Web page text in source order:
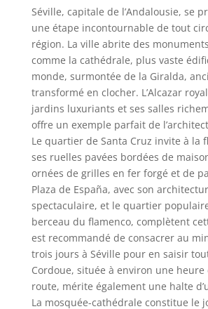
Séville, capitale de l’Andalousie, se
une étape incontournable de tout
région. La ville abrite des
comme la cathédrale, plus vaste
monde, surmontée de la Giralda,
transformé en clocher. L’Alcazar
jardins luxuriants et ses salles
offre un exemple parfait de
Le quartier de Santa Cruz invite à la
ses ruelles pavées bordées de
ornées de grilles en fer forgé et de
Plaza de España, avec son
spectaculaire, et le quartier
berceau du flamenco, complètent
est recommandé de consacrer au
trois jours à Séville pour en saisir
Cordoue, située à environ une heure
route, mérite également une halte
La mosquée-cathédrale constitue le